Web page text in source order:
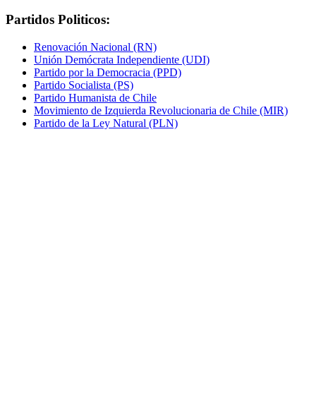
Partidos Politicos:
Renovación Nacional (RN)
Unión Demócrata Independiente (UDI)
Partido por la Democracia (PPD)
Partido Socialista (PS)
Partido Humanista de Chile
Movimiento de Izquierda Revolucionaria de Chile (MIR)
Partido de la Ley Natural (PLN)